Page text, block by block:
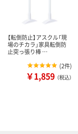
【転倒防止】アスクル「現
場のチカラ」家具転倒防
止突っ張り棒 …
(2件)
￥1,859 （税込）